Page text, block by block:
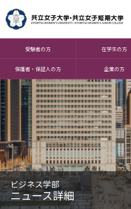
受験者の方 在学生の方
保護者・保証人の方 企業の方
ビジネス学部
ニュース詳細